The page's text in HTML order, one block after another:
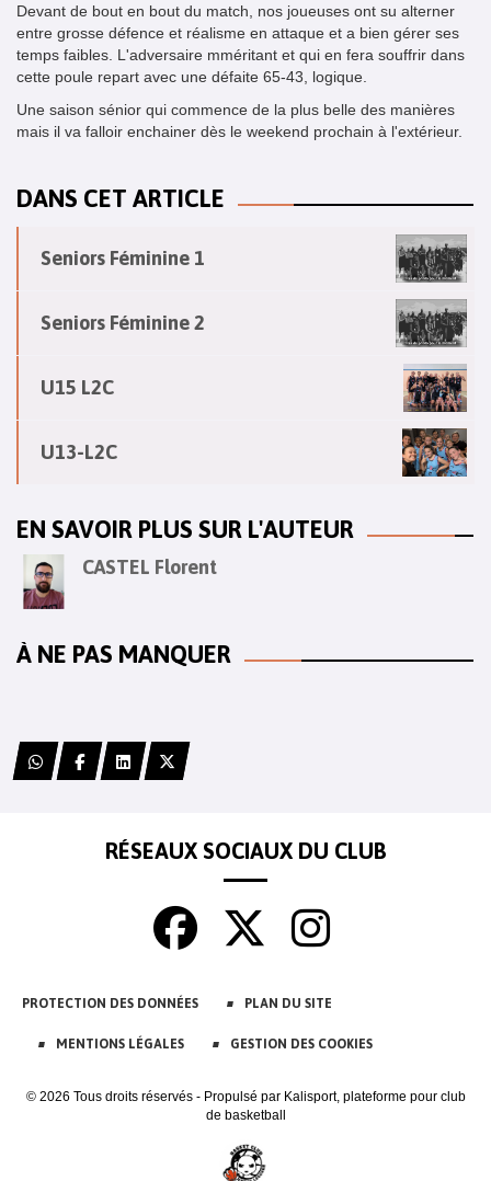
Devant de bout en bout du match, nos joueuses ont su alterner
entre grosse défence et réalisme en attaque et a bien gérer ses
temps faibles. L'adversaire mméritant et qui en fera souffrir dans
cette poule repart avec une défaite 65-43, logique.
Une saison sénior qui commence de la plus belle des manières
mais il va falloir enchainer dès le weekend prochain à l'extérieur.
DANS CET ARTICLE
Seniors Féminine 1
Seniors Féminine 2
U15 L2C
U13-L2C
EN SAVOIR PLUS SUR L'AUTEUR
CASTEL Florent
À NE PAS MANQUER
Stage de préparation sélection départementale
Fin de stage
RÉSEAUX SOCIAUX DU CLUB
PROTECTION DES DONNÉES PLAN DU SITE
MENTIONS LÉGALES GESTION DES COOKIES
© 2026 Tous droits réservés - Propulsé par Kalisport, plateforme pour club
de basketball